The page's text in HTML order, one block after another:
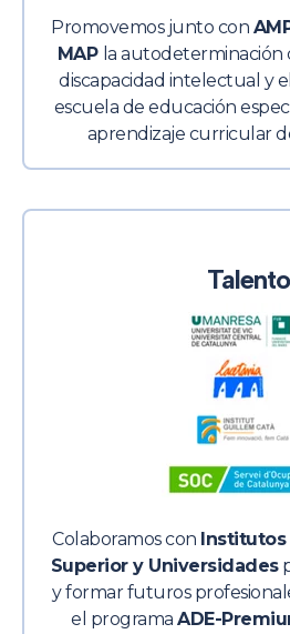
Promovemos junto con
MAP la autodeterminación
discapacidad intelectual y
escuela de educación
aprendizaje curricular
Talento
Colaboramos con
Superior y Universidades
y formar futuros
el programa ADE-